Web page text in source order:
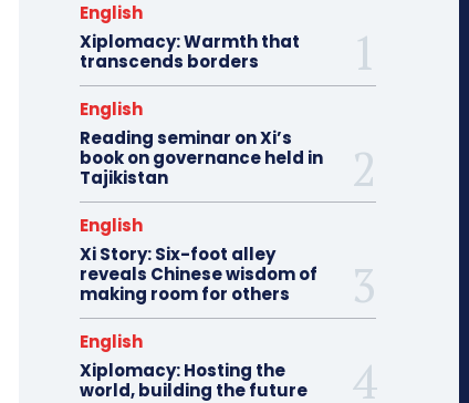
English
Xiplomacy: Warmth that
transcends borders
English
Reading seminar on Xi’s
book on governance held in
Tajikistan
English
Xi Story: Six-foot alley
reveals Chinese wisdom of
making room for others
English
Xiplomacy: Hosting the
world, building the future